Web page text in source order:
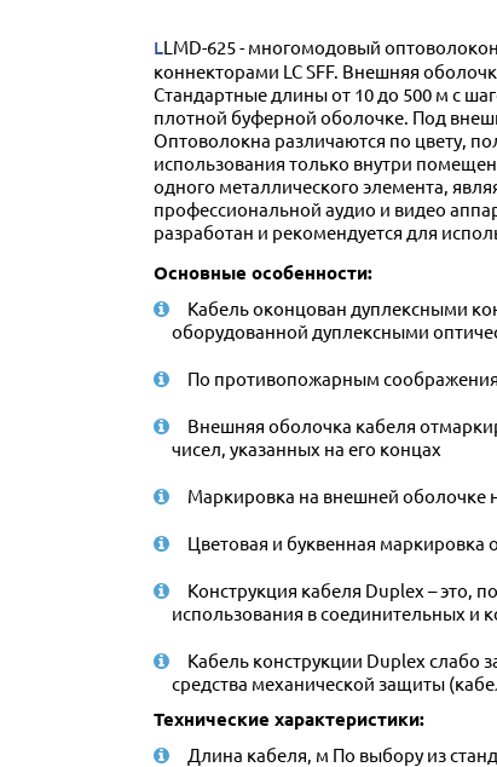
LLMD-625 - многомодовый оптоволоконный кабель конструкции Duplex с двумя волокнами 62,5/125 мкм, оконцованными с обеих сторон дуплексными
коннекторами LC SFF. Внешняя
Стандартные длины от 10 до 500 м с
плотной буферной оболочке. Под
Оптоволокна различаются по цвету,
использования только внутри
одного металлического элемента,
профессиональной аудио и видео
разработан и рекомендуется для
Основные особенности:
Кабель оконцован дуплексными
оборудованной дуплексными
По противопожарным
Внешняя оболочка кабеля
чисел, указанных на его концах
Маркировка на внешней оболочке
Цветовая и буквенная маркировка
Конструкция кабеля Duplex – это,
использования в соединительных и
Кабель конструкции Duplex слабо
средства механической защиты
Технические характеристики:
Длина кабеля, м По выбору из